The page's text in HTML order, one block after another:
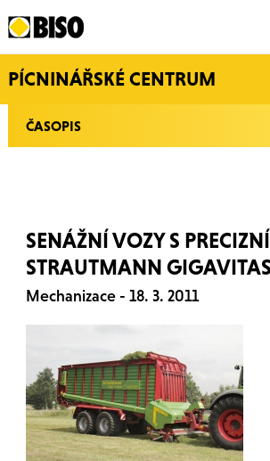
PÍCNINÁŘSKÉ CENTRUM
ČASOPIS
SENÁŽNÍ VOZY S
STRAUTMANN
Mechanizace - 18. 3. 2011